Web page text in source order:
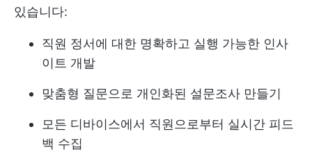
있습니다:
직원 정서에 대한 명확하고 실행 가능한 인사
이트 개발
맞춤형 질문으로 개인화된 설문조사 만들기
모든 디바이스에서 직원으로부터 실시간 피드
백 수집